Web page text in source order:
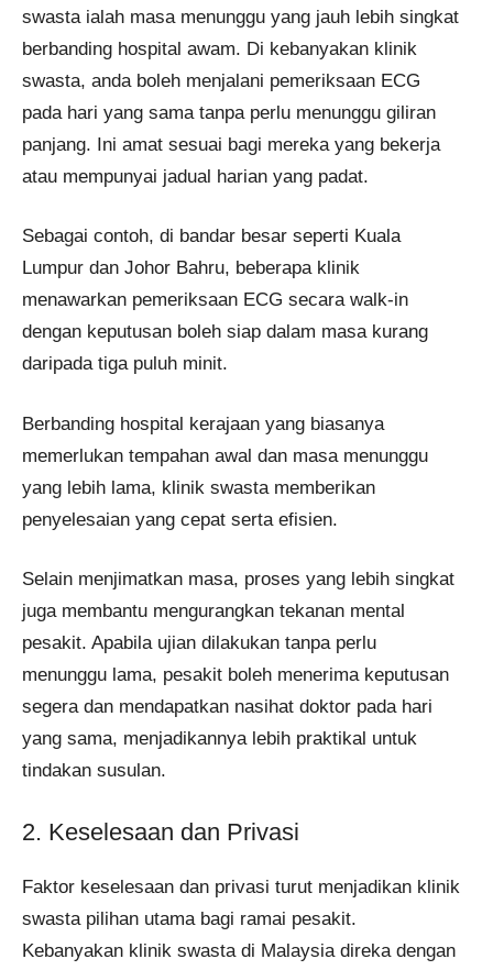
swasta ialah masa menunggu yang jauh lebih singkat
berbanding hospital awam. Di kebanyakan klinik
swasta, anda boleh menjalani pemeriksaan ECG
pada hari yang sama tanpa perlu menunggu giliran
panjang. Ini amat sesuai bagi mereka yang bekerja
atau mempunyai jadual harian yang padat.
Sebagai contoh, di bandar besar seperti Kuala
Lumpur dan Johor Bahru, beberapa klinik
menawarkan pemeriksaan ECG secara walk-in
dengan keputusan boleh siap dalam masa kurang
daripada tiga puluh minit.
Berbanding hospital kerajaan yang biasanya
memerlukan tempahan awal dan masa menunggu
yang lebih lama, klinik swasta memberikan
penyelesaian yang cepat serta efisien.
Selain menjimatkan masa, proses yang lebih singkat
juga membantu mengurangkan tekanan mental
pesakit. Apabila ujian dilakukan tanpa perlu
menunggu lama, pesakit boleh menerima keputusan
segera dan mendapatkan nasihat doktor pada hari
yang sama, menjadikannya lebih praktikal untuk
tindakan susulan.
2. Keselesaan dan Privasi
Faktor keselesaan dan privasi turut menjadikan klinik
swasta pilihan utama bagi ramai pesakit.
Kebanyakan klinik swasta di Malaysia direka dengan